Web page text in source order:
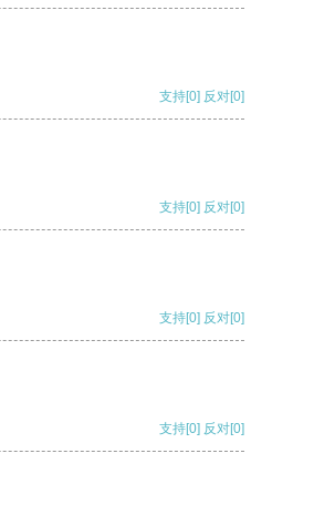
支持[0] 反对[0]
支持[0] 反对[0]
支持[0] 反对[0]
支持[0] 反对[0]